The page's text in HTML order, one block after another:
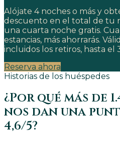
Alójate 4 noches o más y
descuento en el total de tu
una cuarta noche gratis.
estancias, más ahorrarás.
incluidos los retiros, hasta el
Reserva ahora
Historias de los huéspedes
¿Por qué más de
nos dan una
4,6/5?